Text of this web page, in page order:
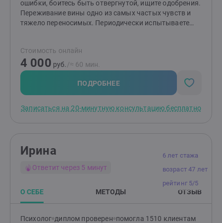
ошибки, боитесь быть отвергнутой, ищите одобрения.
Переживание вины одно из самых частых чувств и
тяжело переносимых. Периодически испытываете
Чувствуете себя одиноко, не находите понимания со
стороны окружающих. Есть ощущение своей
никчёмности и ненужности. Часто себя критикуете,
думаете о том что с вами «что-то не так».
Стоимость онлайн
4 000 руб. /≈ 60 мин.
ПОДРОБНЕЕ
Записаться на 20-минутную консультацию бесплатно
6 лет стажа
возраст 47 лет
рейтинг 5/5
Ирина
Ответит через 5 минут
О СЕБЕ МЕТОДЫ ОТЗЫВ
Психолог диплом проверен помогла 1510 клиентам